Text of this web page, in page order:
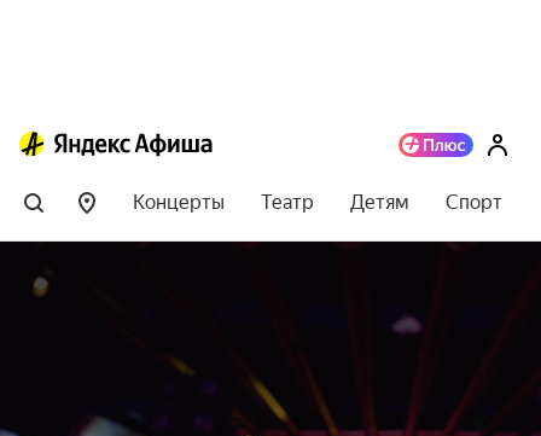
Концерты Театр Детям Спорт